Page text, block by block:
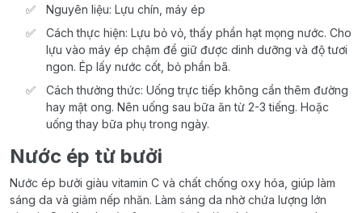
Nguyên liệu: Lựu chín, máy ép
Cách thực hiện: Lựu bỏ vỏ, thấy phần hạt mọng nước. Cho
lựu vào máy ép chậm để giữ được dinh dưỡng và độ tươi
ngon. Ép lấy nước cốt, bỏ phần bã.
Cách thưởng thức: Uống trực tiếp không cần thêm đường
hay mật ong. Nên uống sau bữa ăn từ 2-3 tiếng. Hoặc
uống thay bữa phụ trong ngày.
Nước ép từ bưởi
Nước ép bưởi giàu vitamin C và chất chống oxy hóa, giúp làm
sáng da và giảm nếp nhăn. Làm sáng da nhờ chứa lượng lớn